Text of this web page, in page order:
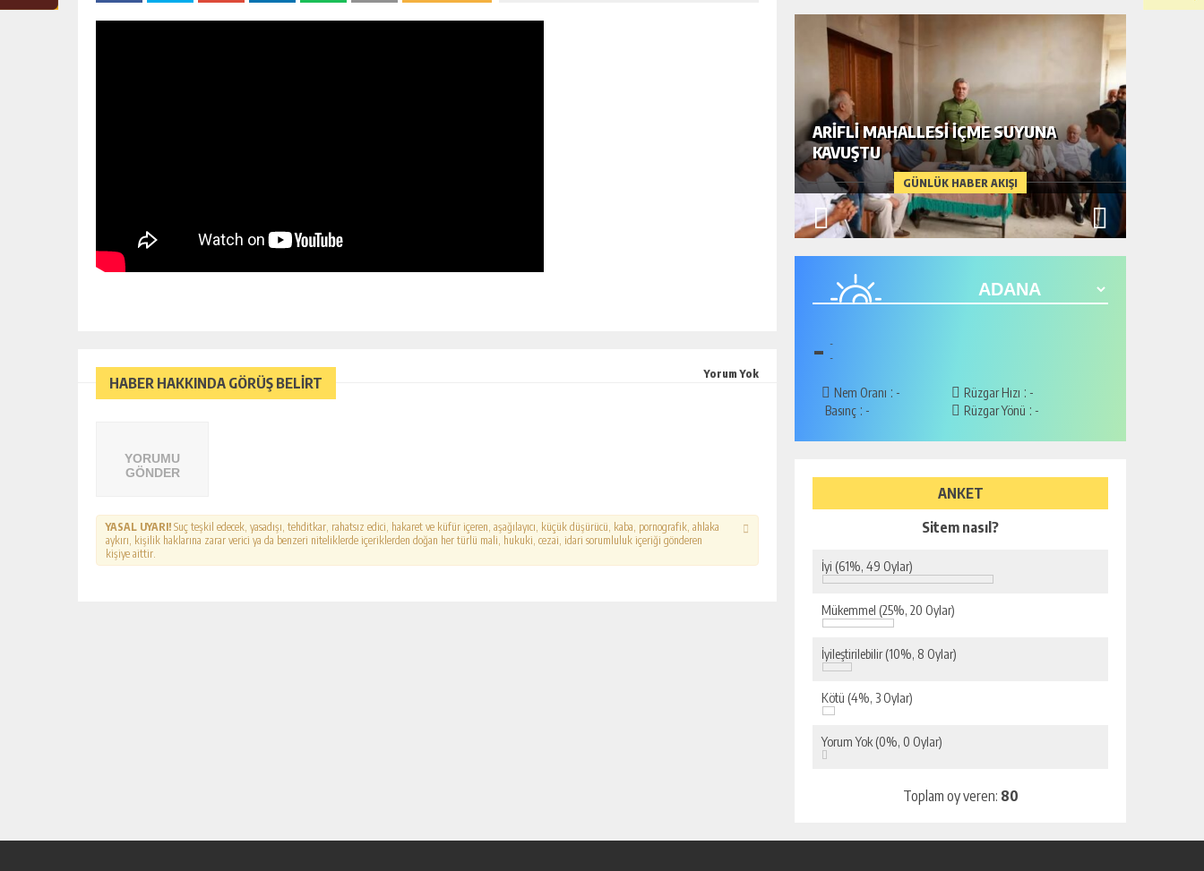
HABER HAKKINDA GÖRÜŞ BELİRT
Yorum Yok
YORUMU
GÖNDER
YASAL UYARI! Suç teşkil edecek, yasadışı, tehditkar, rahatsız edici, hakaret ve küfür içeren, aşağılayıcı, küçük düşürücü, kaba, pornografik, ahlaka
aykırı, kişilik haklarına zarar verici ya da benzeri niteliklerde içeriklerden doğan her türlü mali, hukuki, cezai, idari sorumluluk içeriği gönderen
kişiye aittir.
GÜNLÜK HABER AKIŞI
ARIFLI MAHALLESI İÇME SUYUNA
KAVUŞTU
- -
-
Nem Oranı : -
Basınç : -
Rüzgar Hızı : -
Rüzgar Yönü : -
ANKET
Sitem nasıl?
İyi (61%, 49 Oylar)
Mükemmel (25%, 20 Oylar)
İyileştirilebilir(10%, 8 Oylar)
Kötü (4%, 3 Oylar)
Yorum Yok (0%, 0 Oylar)
Toplam oy veren: 80